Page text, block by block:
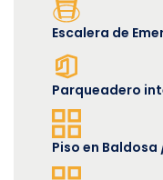
Escalera de
Parqueadero
Piso en